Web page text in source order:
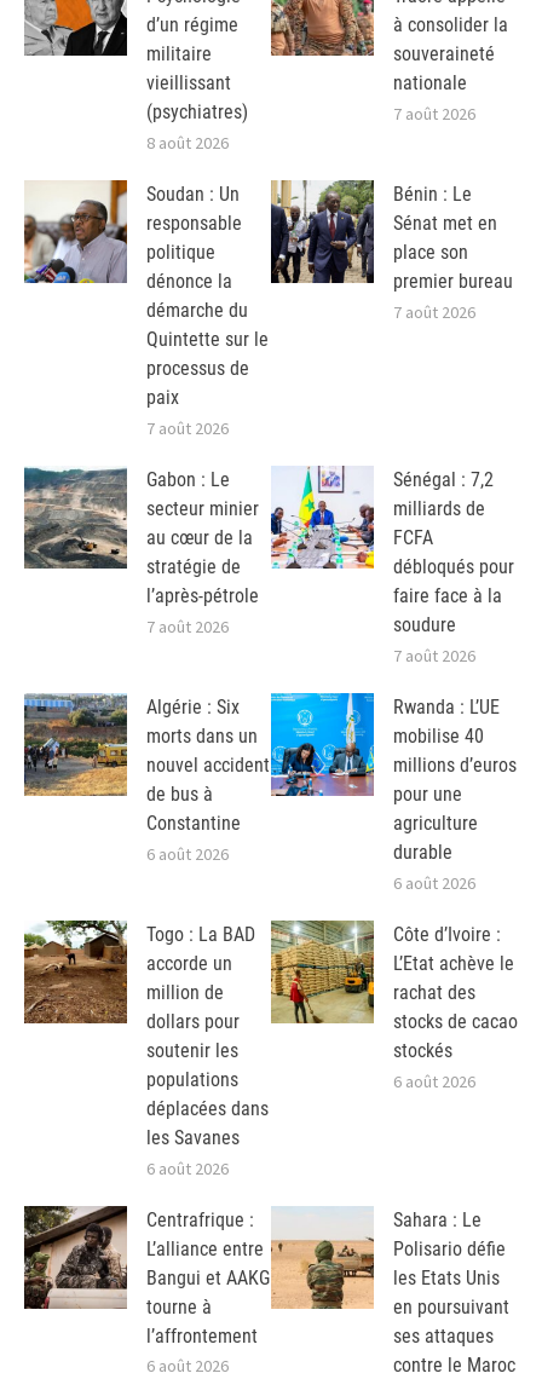
d’un régime
militaire
vieillissant
(psychiatres)
8 août 2026
à consolider la
souveraineté
nationale
7 août 2026
Soudan : Un
responsable
politique
dénonce la
démarche du
Quintette sur le
processus de
paix
7 août 2026
Bénin : Le
Sénat met en
place son
premier bureau
7 août 2026
Gabon : Le
secteur minier
au cœur de la
stratégie de
l’après-pétrole
7 août 2026
Sénégal : 7,2
milliards de
FCFA
débloqués pour
faire face à la
soudure
7 août 2026
Algérie : Six
morts dans un
nouvel accident
de bus à
Constantine
6 août 2026
Rwanda : L’UE
mobilise 40
millions d’euros
pour une
agriculture
durable
6 août 2026
Togo : La BAD
accorde un
million de
dollars pour
soutenir les
populations
déplacées dans
les Savanes
6 août 2026
Côte d’Ivoire :
L’Etat achève le
rachat des
stocks de cacao
stockés
6 août 2026
Centrafrique :
L’alliance entre
Bangui et AAKG
tourne à
l’affrontement
6 août 2026
Sahara : Le
Polisario défie
les Etats Unis
en poursuivant
ses attaques
contre le Maroc